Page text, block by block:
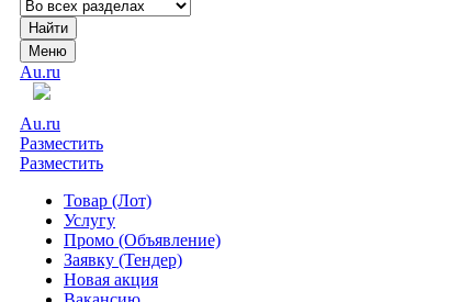
Найти
Меню
Au.ru
Au.ru
Разместить
Разместить
Товар (Лот)
Услугу
Промо (Объявление)
Заявку (Тендер)
Новая акция